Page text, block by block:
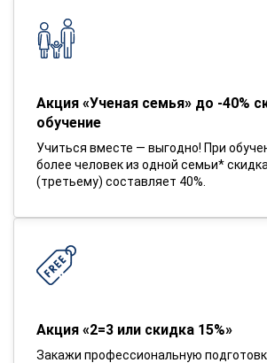
Акция «Ученая семья» до -40%
обучение
Учиться вместе — выгодно! При
более человек из одной семьи*
(третьему) составляет 40%.
Акция «2=3 или скидка 15%»
Закажи профессиональную